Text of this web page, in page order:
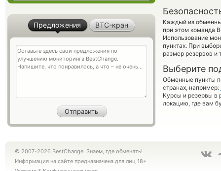
Каждый из
при этом команда
Использование
пунктах. При
размер резервов и
Выберите
Обменные пункты
странах, например:
Курсы и резервы в
локацию, где вам
Предложения BTC-кран
© 2007-2026 BestChange. Знаем, где обменять!
Информация на сайте предназначена для лиц 18+